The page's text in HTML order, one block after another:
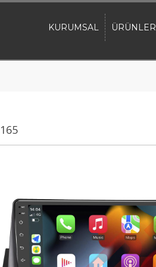
KURUMSAL ÜRÜNLER